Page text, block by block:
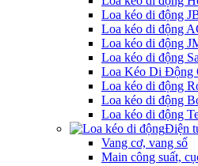
Loa kéo di động
Loa kéo di động
Loa kéo di động
Loa kéo di động
Loa Kéo Di Động
Loa kéo di động
Loa kéo di động
Loa kéo di động
Điện
Vang cơ, vang số
Main công suất,